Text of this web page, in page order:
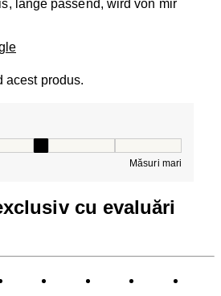
länge passend, wird von mir
acest produs.
Măsuri mari
cu evaluări